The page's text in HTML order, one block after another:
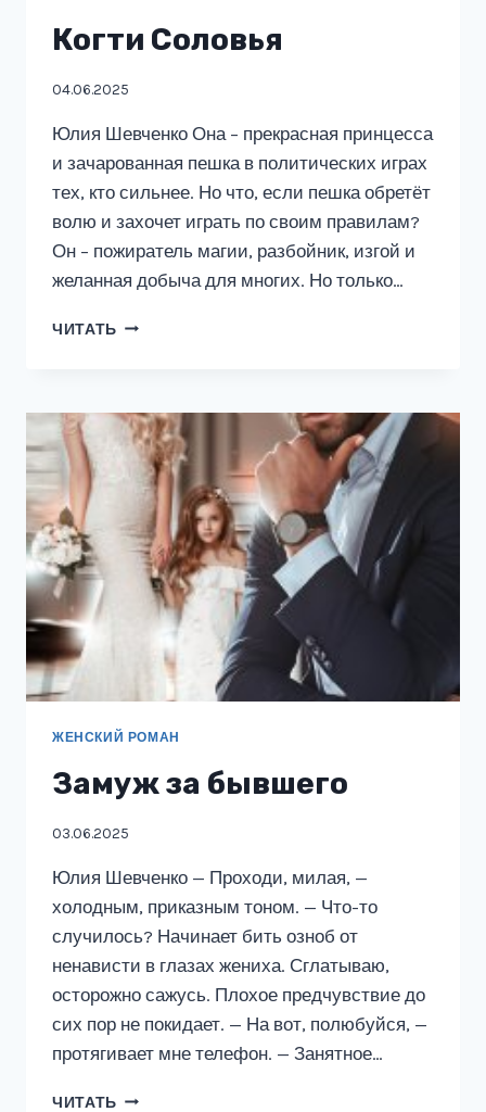
Когти Соловья
04.06.2025
Юлия Шевченко Она – прекрасная принцесса
и зачарованная пешка в политических играх
тех, кто сильнее. Но что, если пешка обретёт
волю и захочет играть по своим правилам?
Он – пожиратель магии, разбойник, изгой и
желанная добыча для многих. Но только…
ЧИТАТЬ КОГТИ
ЖЕНСКИЙ РОМАН
Замуж за бывшего
03.06.2025
Юлия Шевченко — Проходи, милая, —
холодным, приказным тоном. — Что-то
случилось? Начинает бить озноб от
ненависти в глазах жениха. Сглатываю,
осторожно сажусь. Плохое предчувствие до
сих пор не покидает. — На вот, полюбуйся, —
протягивает мне телефон. — Занятное…
ЧИТАТЬ ЗАМУЖ